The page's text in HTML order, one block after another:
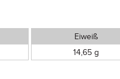
Eiweiß
14,65 g